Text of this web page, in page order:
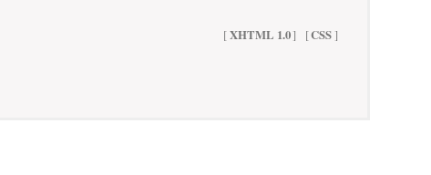
[XHTML 1.0] [CSS]